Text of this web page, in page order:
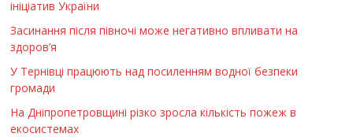
ініціатив України
Засинання після півночі може негативно впливати на
здоров’я
У Тернівці працюють над посиленням водної безпеки
громади
На Дніпропетровщині різко зросла кількість пожеж в
екосистемах